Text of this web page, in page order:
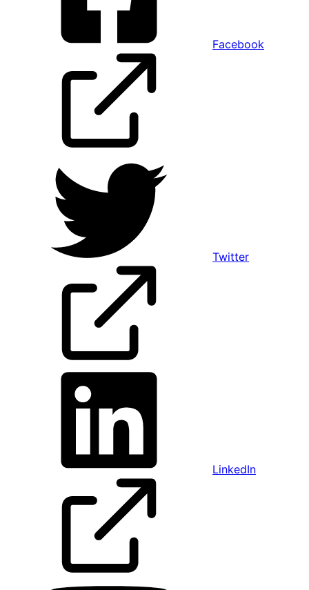
Facebook
Twitter
LinkedIn